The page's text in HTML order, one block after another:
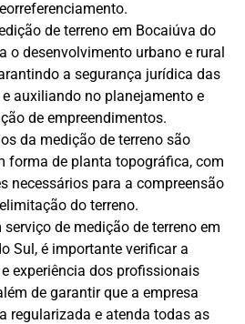
de terreno em Bocaiúva do
o desenvolvimento urbano e rural
a segurança jurídica das
auxiliando no planejamento e
de empreendimentos.
da medição de terreno são
forma de planta topográfica, com
necessários para a compreensão
do terreno.
de medição de terreno em
Sul, é importante verificar a
experiência dos profissionais
de garantir que a empresa
regularizada e atenda todas as